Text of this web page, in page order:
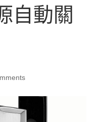
自動關